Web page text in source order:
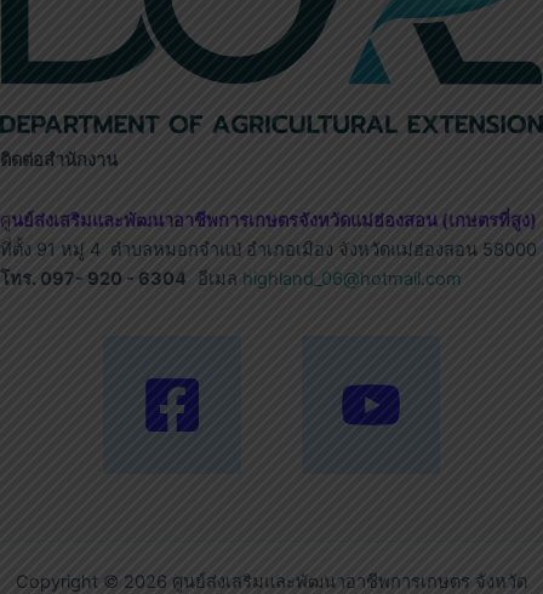
ติดต่อสำนักงาน
ศูนย์ส่งเสริมและพัฒนาอาชีพการเกษตรจังหวัดแม่ฮ่องสอน (เกษตรที่สูง)
ที่ตั้ง 91 หมู่ 4 ตำบลหมอกจำแป่ อำเภอเมือง จังหวัดแม่ฮ่องสอน 58000
โทร. 097- 920 - 6304
อีเมล highland_06@hotmail.com
Copyright © 2026 ศูนย์ส่งเสริมและพัฒนาอาชีพการเกษตร จังหวัด